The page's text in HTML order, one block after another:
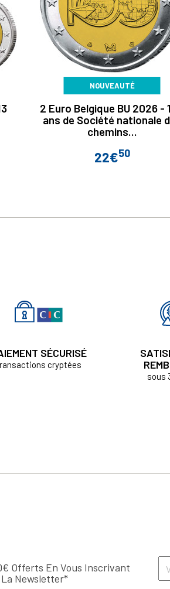
NOUVEAUTÉ
2 Euro Belgique BU 2026 -
ans de Société nationale
chemins...
Prix
22€50
SÉCURISÉ
cryptées
sous
Offerts En Vous Inscrivant
Newsletter*